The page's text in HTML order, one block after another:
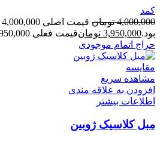
کمد
4,000,000 تومان
بود.3,950,000 تومانقیمت فعلی 3,950,000 تومان است.
حراج اتمام موجودی
مقایسه
مشاهده سریع
افزودن به علاقه مندی
اطلاعات بیشتر
مبل کلاسیک ژوبین